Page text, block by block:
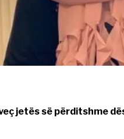
jetës së përditshme